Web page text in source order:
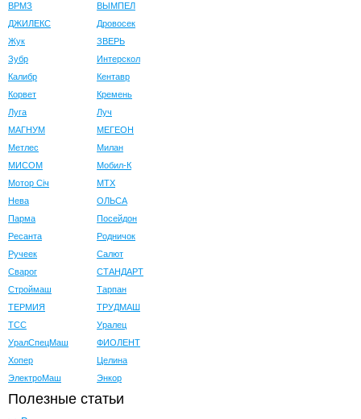
ВРМЗ
ВЫМПЕЛ
ДЖИЛЕКС
Дровосек
Жук
ЗВЕРЬ
Зубр
Интерскол
Калибр
Кентавр
Корвет
Кремень
Луга
Луч
МАГНУМ
МЕГЕОН
Метлес
Милан
МИСОМ
Мобил-К
Мотор Сiч
МТХ
Нева
ОЛЬСА
Парма
Посейдон
Ресанта
Родничок
Ручеек
Салют
Сварог
СТАНДАРТ
Строймаш
Тарпан
ТЕРМИЯ
ТРУДМАШ
ТСС
Уралец
УралСпецМаш
ФИОЛЕНТ
Хопер
Целина
ЭлектроМаш
Энкор
Полезные статьи